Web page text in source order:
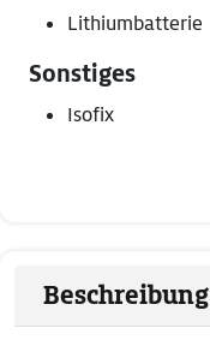
Lithiumbatterie
Sonstiges
Isofix
Beschreibung